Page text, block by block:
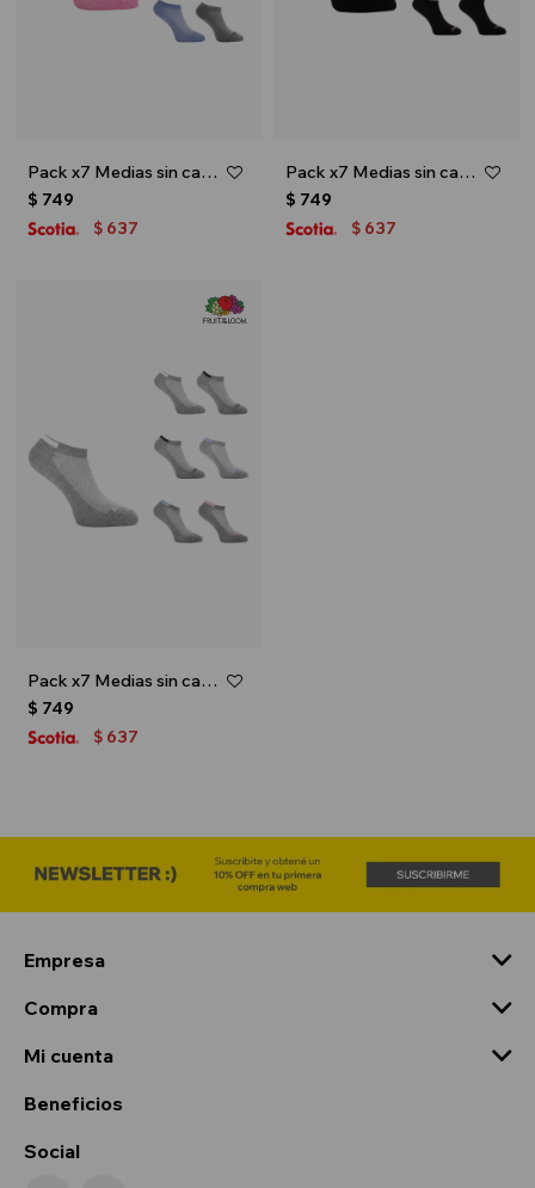
Pack x7 Medias sin caña con diseño para dama - Multicolor
$ 749
$ 637
Pack x7 Medias sin caña con diseño para dama - Negro
$ 749
$ 637
Pack x7 Medias sin caña con diseño para dama - Gris melange
$ 749
$ 637
Empresa
Compra
Mi cuenta
Beneficios
Social